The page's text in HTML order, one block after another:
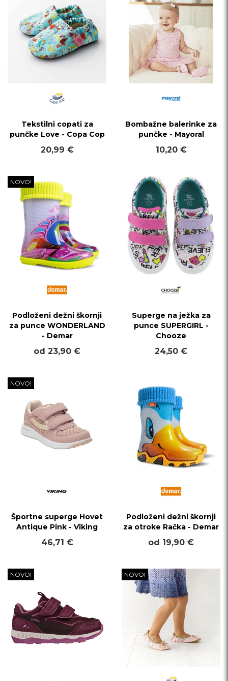
Tekstilni copati za
punčke Love - Copa Cop
20,99 €
Bombažne balerinke za
punčke - Mayoral
10,20 €
NOVO!
Podloženi dežni škornji
za punce WONDERLAND
- Demar
od 23,90 €
Superge na ježka za
punce SUPERGIRL -
Chooze
24,50 €
NOVO!
Športne superge Hovet
Antique Pink - Viking
46,71 €
Podloženi dežni škornji
za otroke Račka - Demar
od 19,90 €
NOVO! NOVO!